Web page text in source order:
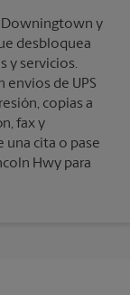
Downingtown y
desbloquea
y servicios.
envíos de UPS
copias a
fax y
una cita o pase
Hwy para